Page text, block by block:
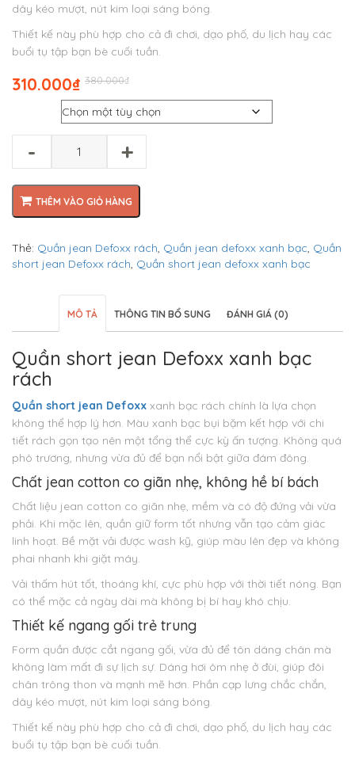
dây kéo mượt, nút kim loại sáng bóng.
Thiết kế này phù hợp cho cả đi chơi, dạo phố, du lịch hay các
buổi tụ tập bạn bè cuối tuần.
₫
380.000 Giá
là:
₫380.000.
₫
310.000
Giá
tại
là:
- +
THÊM VÀO GIỎ HÀNG
Thẻ: Quần jean Defoxx rách, Quần jean defoxx xanh bạc, Quần
short jean Defoxx rách, Quần short jean defoxx xanh bạc
MÔ TẢ THÔNG TIN BỔ SUNG ĐÁNH GIÁ (0)
Quần short jean Defoxx xanh bạc
rách
Quần short jean Defoxx xanh bạc rách chính là lựa chọn
không thể hợp lý hơn. Màu xanh bạc bụi bặm kết hợp với chi
tiết rách gọn tạo nên một tổng thể cực kỳ ấn tượng. Không quá
phô trương, nhưng vừa đủ để bạn nổi bật giữa đám đông.
Chất jean cotton co giãn nhẹ, không hề bí bách
Chất liệu jean cotton co giãn nhẹ, mềm và có độ đứng vải vừa
phải. Khi mặc lên, quần giữ form tốt nhưng vẫn tạo cảm giác
linh hoạt. Bề mặt vải được wash kỹ, giúp màu lên đẹp và không
phai nhanh khi giặt máy.
Vải thấm hút tốt, thoáng khí, cực phù hợp với thời tiết nóng. Bạn
có thể mặc cả ngày dài mà không bị bí hay khó chịu.
Thiết kế ngang gối trẻ trung
Form quần được cắt ngang gối, vừa đủ để tôn dáng chân mà
không làm mất đi sự lịch sự. Dáng hơi ôm nhẹ ở đùi, giúp đôi
chân trông thon và mạnh mẽ hơn. Phần cạp lưng chắc chắn,
dây kéo mượt, nút kim loại sáng bóng.
Thiết kế này phù hợp cho cả đi chơi, dạo phố, du lịch hay các
buổi tụ tập bạn bè cuối tuần.